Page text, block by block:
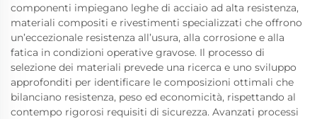
componenti impiegano leghe di acciaio ad alta resistenza,
materiali compositi e rivestimenti specializzati che offrono
un’eccezionale resistenza all’usura, alla corrosione e alla
fatica in condizioni operative gravose. Il processo di
selezione dei materiali prevede una ricerca e uno sviluppo
approfonditi per identificare le composizioni ottimali che
bilanciano resistenza, peso ed economicità, rispettando al
contempo rigorosi requisiti di sicurezza. Avanzati processi